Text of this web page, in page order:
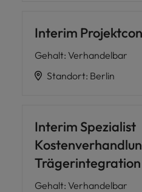
Interim
Gehalt: Verhandelbar
Standort: Berlin
Interim Spezialist
Gehalt: Verhandelbar